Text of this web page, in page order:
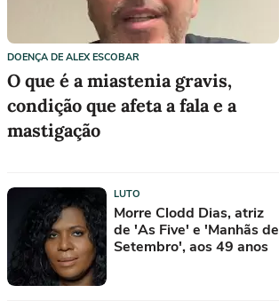
DOENÇA DE ALEX ESCOBAR
O que é a miastenia gravis,
condição que afeta a fala e a
mastigação
'Pausas forçadas': Escobar fala sobre
como enfrentou diagnóstico
Corredora diz que tomou rasteira de dois
homens em parque de SP após dizer não
'A solidão não é viver só': a reflexão de
LUTO
Morre Clodd Dias, atriz
de 'As Five' e 'Manhãs de
Setembro', aos 49 anos